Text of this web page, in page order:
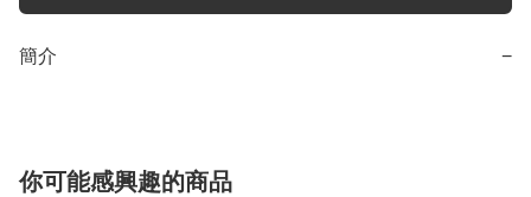
簡介 −
你可能感興趣的商品